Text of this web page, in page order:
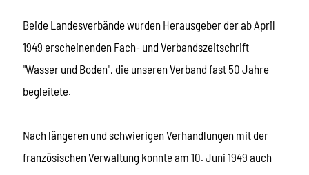
Beide Landesverbände wurden Herausgeber der ab April
1949 erscheinenden Fach- und Verbandszeitschrift
"Wasser und Boden", die unseren Verband fast 50 Jahre
begleitete.
Nach längeren und schwierigen Verhandlungen mit der
französischen Verwaltung konnte am 10. Juni 1949 auch